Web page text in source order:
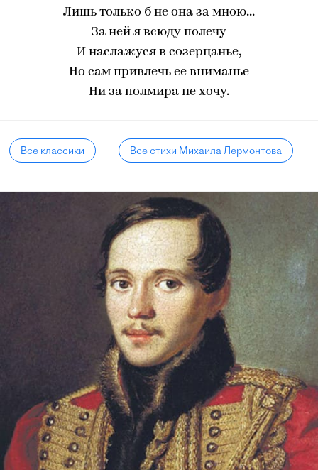
Лишь только б не она за мною...
За ней я всюду полечу
И наслажуся в созерцанье,
Но сам привлечь ее вниманье
Ни за полмира не хочу.
Все классики Все стихи Михаила Лермонтова